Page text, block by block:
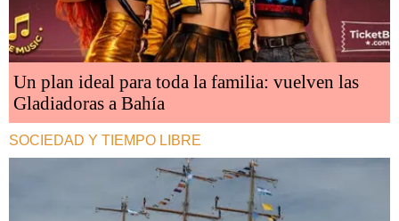
Un plan ideal para toda la familia: vuelven las
Gladiadoras a Bahía
SOCIEDAD Y TIEMPO LIBRE